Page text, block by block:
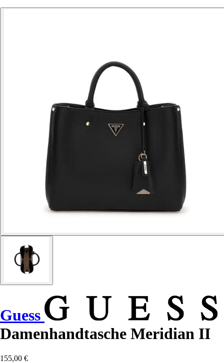
Guess
Damenhandtasche Meridian II
155,00 €